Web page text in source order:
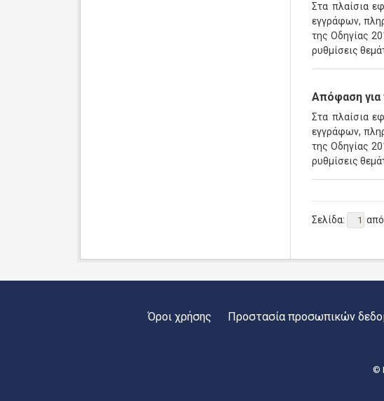
Στα πλαίσια
εγγράφων,
της Οδηγίας
ρυθμίσεις
Απόφαση για
Στα πλαίσια
εγγράφων,
της Οδηγίας
ρυθμίσεις
Σελίδα:
Όροι χρήσης Προστασία προσωπικών
©